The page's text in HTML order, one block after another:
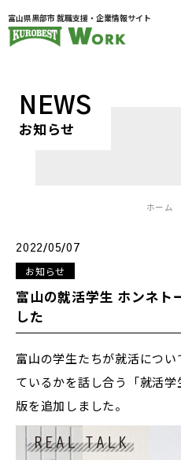
富山県黒部市 就職支援・企業情報サイト
NEWS
お知らせ
ホーム
2022/05/07
お知らせ
富山の就活学生 ホンネト
した
富山の学生たちが就活につ
ているかを話し合う「就活
版を追加しました。